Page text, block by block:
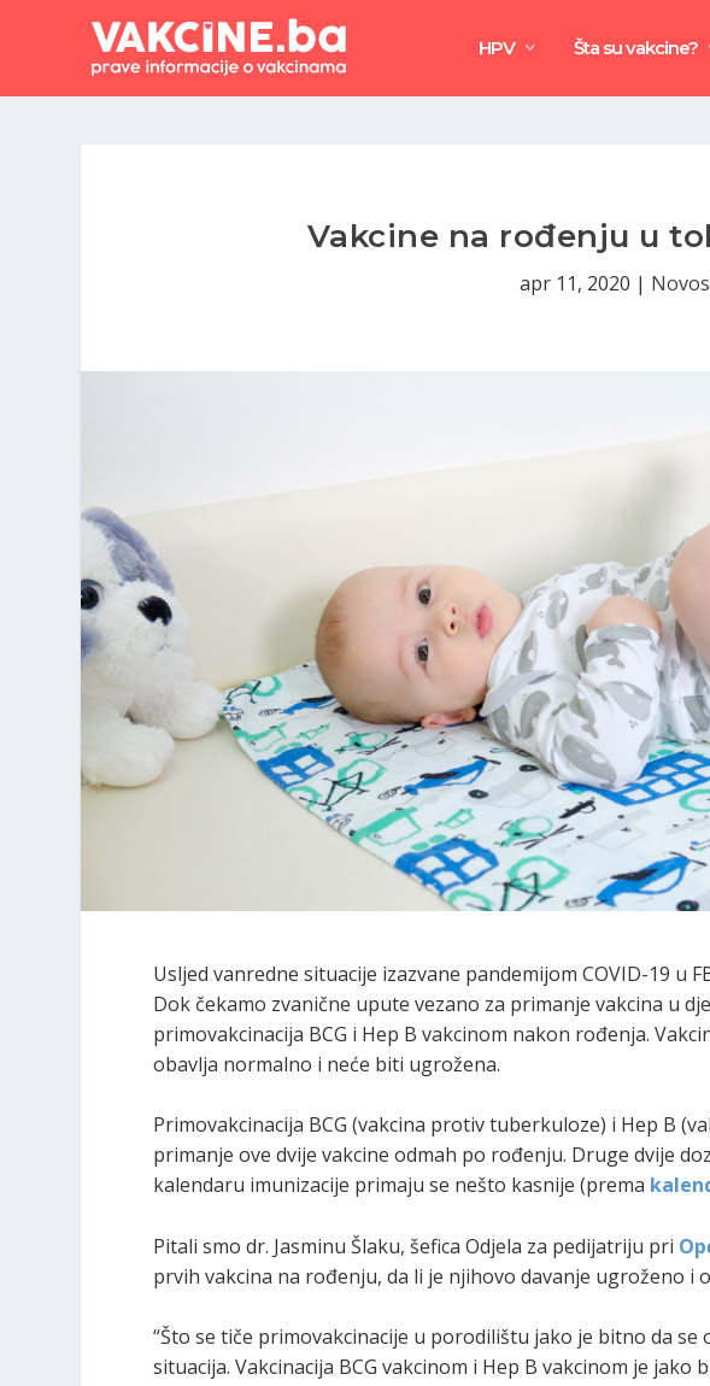
HPV Šta su vakcine?
Vakcine na rođenju u
apr 11, 2020 |
Usljed vanredne situacije izazvane pandemijom COVID-19 u
Dok čekamo zvanične upute vezano za primanje vakcina u
primovakcinacija BCG i Hep B vakcinom nakon rođenja.
obavlja normalno i neće biti ugrožena.
Primovakcinacija BCG (vakcina protiv tuberkuloze) i Hep B
primanje ove dvije vakcine odmah po rođenju. Druge dvije
kalendaru imunizacije primaju se nešto kasnije (prema
Pitali smo dr. Jasminu Šlaku, šefica Odjela za pedijatriju pri
prvih vakcina na rođenju, da li je njihovo davanje ugroženo i
“Što se tiče primovakcinacije u porodilištu jako je bitno da
situacija. Vakcinacija BCG vakcinom i Hep B vakcinom je